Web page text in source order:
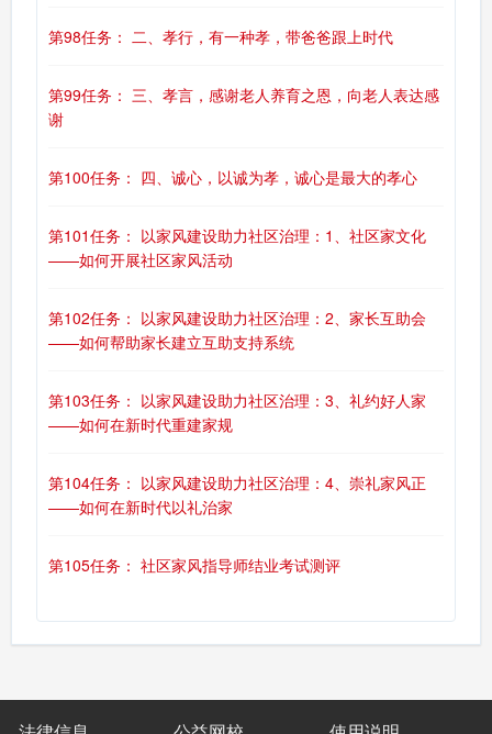
第98任务： 二、孝行，有一种孝，带爸爸跟上时代
第99任务： 三、孝言，感谢老人养育之恩，向老人表达感
谢
第100任务： 四、诚心，以诚为孝，诚心是最大的孝心
第101任务： 以家风建设助力社区治理：1、社区家文化
——如何开展社区家风活动
第102任务： 以家风建设助力社区治理：2、家长互助会
——如何帮助家长建立互助支持系统
第103任务： 以家风建设助力社区治理：3、礼约好人家
——如何在新时代重建家规
第104任务： 以家风建设助力社区治理：4、崇礼家风正
——如何在新时代以礼治家
第105任务： 社区家风指导师结业考试测评